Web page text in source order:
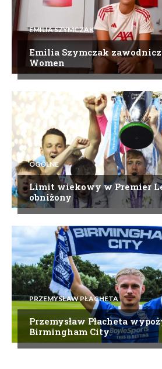
EMILIA SZYMCZAK
Emilia Szymczak
Women
OGÓLNE
Limit wiekowy w Premier
obniżony
PRZEMYSŁAW PŁACHETA
Przemysław Płacheta
Birmingham City